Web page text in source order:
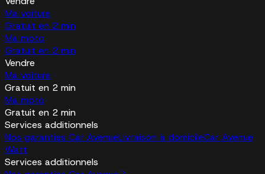
Ma voiture
Gratuit en 2 min
Ma moto
Gratuit en 2 min
Vendre
Ma voiture
Gratuit en 2 min
Ma moto
Gratuit en 2 min
Services additionnels
Nos garanties Car AvenueLivraison à domicileCar Avenue
Watt
Services additionnels